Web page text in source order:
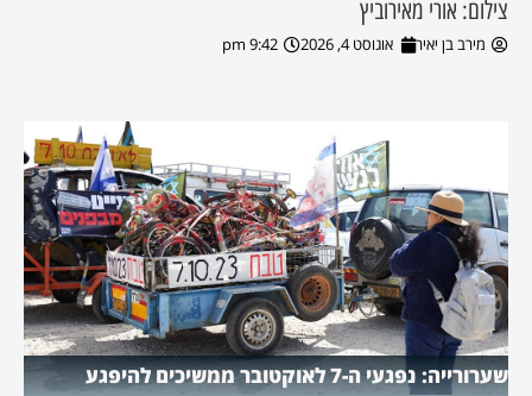
צילום: אורי מאירוביץ
מירב בן יאיר אוגוסט 4, 2026 9:42 pm
שערורייה: נפגעי ה-7 לאוקטובר ממשיכים להיפגע